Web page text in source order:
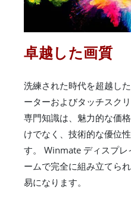
卓越した画質
洗練された時代を超越し
ーターおよびタッチスク
専門知識は、魅力的な価
けでなく、技術的な優位
す。 Winmate ディスプ
ームで完全に組み立てら
易になります。